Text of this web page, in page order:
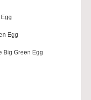
Egg
Big Green Egg